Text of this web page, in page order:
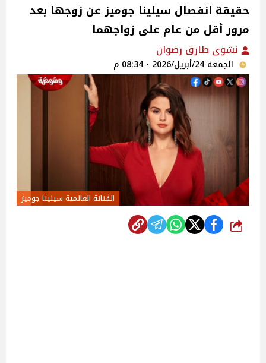
حقيقة انفصال سيلينا جوميز عن زوجها بعد
مرور أقل من عام على زواجهما
نشوى طارق رضوان
الجمعة 24/أبريل/2026 - 08:34 م
الفنانة العالمية سيلينا جوميز
شارك